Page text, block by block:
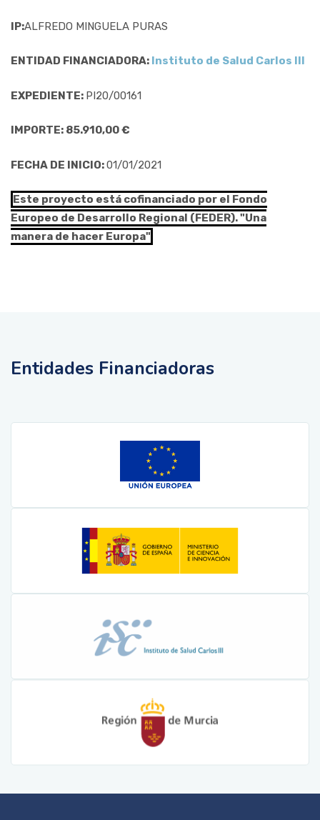
IP:ALFREDO MINGUELA PURAS
ENTIDAD FINANCIADORA: Instituto de Salud Carlos III
EXPEDIENTE: PI20/00161
IMPORTE: 85.910,00 €
FECHA DE INICIO:01/01/2021
Este proyecto está cofinanciado por el Fondo
Europeo de Desarrollo Regional (FEDER). "Una
manera de hacer Europa"
Entidades Financiadoras